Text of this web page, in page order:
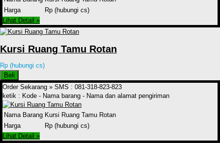
Harga
Rp (hubungi cs)
Lihat Detail »
Kursi Ruang Tamu Rotan
Rp (hubungi cs)
Beli
Order Sekarang » SMS : 081-318-823-823
ketik : Kode - Nama barang - Nama dan alamat pengiriman
Nama Barang Kursi Ruang Tamu Rotan
Harga
Rp (hubungi cs)
Lihat Detail »